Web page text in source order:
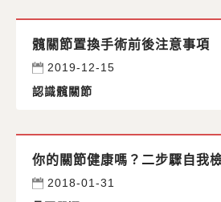
髖關節置換手術前後注意事項
2019-12-15
認識髖關節
你的關節健康嗎？二步驟自我
2018-01-31